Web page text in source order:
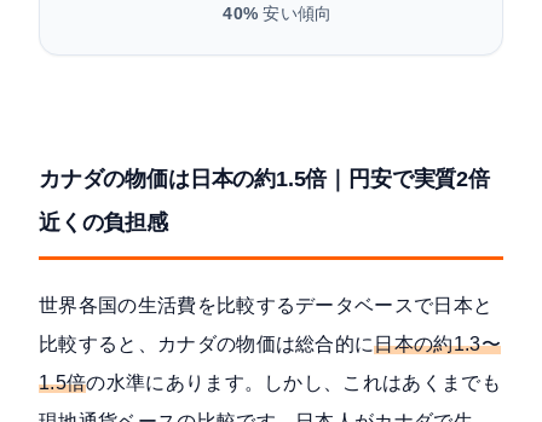
40% 安い傾向
カナダの物価は日本の約1.5倍｜円安で実質2倍
近くの負担感
世界各国の生活費を比較するデータベースで日本と
比較すると、カナダの物価は総合的に日本の約1.3〜
1.5倍の水準にあります。しかし、これはあくまでも